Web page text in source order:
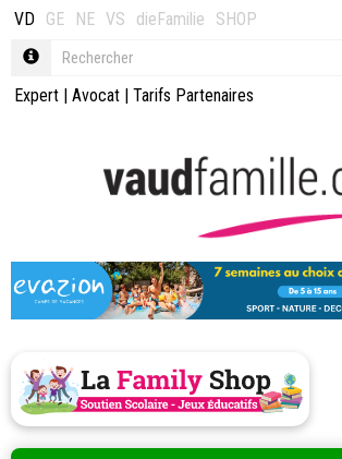
VD GE NE VS dieFamilie SHOP
Expert | Avocat | Tarifs Partenaires